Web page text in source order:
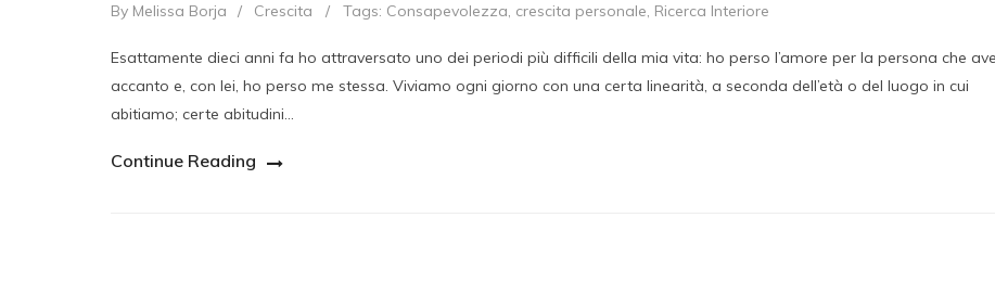
By Melissa Borja / Crescita / Tags: Consapevolezza, crescita personale, Ricerca Interiore
Esattamente dieci anni fa ho attraversato uno dei periodi più difficili della mia vita: ho perso l’amore per la persona che
accanto e, con lei, ho perso me stessa. Viviamo ogni giorno con una certa linearità, a seconda dell’età o del luogo in cui
abitiamo; certe abitudini…
Continue Reading